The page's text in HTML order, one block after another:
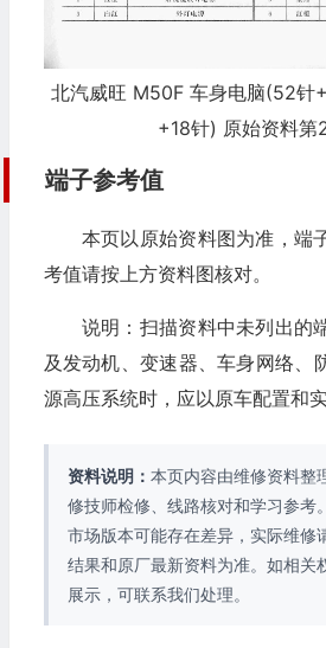
北汽威旺 M50F 车身电脑(52
+18针) 原始资料第
端子参考值
本页以原始资料图为准，端
考值请按上方资料图核对。
说明：扫描资料中未列出的
及发动机、变速器、车身网络、
源高压系统时，应以原车配置和实
资料说明： 本页内容由维修资料整
修技师检修、线路核对和学习参考
市场版本可能存在差异，实际维修
结果和原厂最新资料为准。如相关
展示，可联系我们处理。